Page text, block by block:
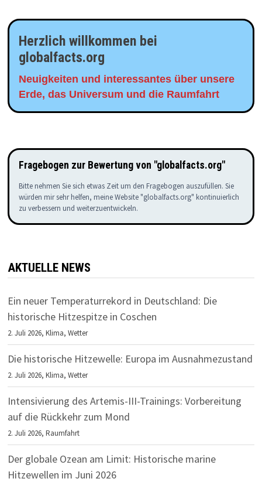
Herzlich willkommen bei
globalfacts.org
Neuigkeiten und interessantes über unsere
Erde, das Universum und die Raumfahrt
Fragebogen zur Bewertung von "globalfacts.org"
Bitte nehmen Sie sich etwas Zeit um den Fragebogen auszufüllen. Sie
würden mir sehr helfen, meine Website "globalfacts.org" kontinuierlich
zu verbessern und weiterzuentwickeln.
AKTUELLE NEWS
Ein neuer Temperaturrekord in Deutschland: Die
historische Hitzespitze in Coschen
2. Juli 2026,Klima,Wetter
Die historische Hitzewelle: Europa im Ausnahmezustand
2. Juli 2026,Klima,Wetter
Intensivierung des Artemis-III-Trainings: Vorbereitung
auf die Rückkehr zum Mond
2. Juli 2026,Raumfahrt
Der globale Ozean am Limit: Historische marine
Hitzewellen im Juni 2026